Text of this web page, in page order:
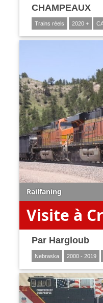
CHAMPEAUX
Trains réels 2020 +
Railfaning
Visite à
Par Hargloub
Nebraska 2000 - 2019